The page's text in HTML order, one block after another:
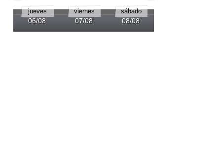
jueves
06/08
viernes
07/08
sábado
08/08